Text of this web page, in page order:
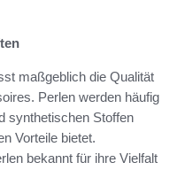
maßgeblich die Qualität
Perlen werden häufig
synthetischen Stoffen
Vorteile bietet.
bekannt für ihre Vielfalt